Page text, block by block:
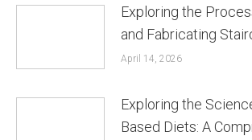
Exploring the
and Fabricating
April 14, 2026
Exploring the
Based Diets: A